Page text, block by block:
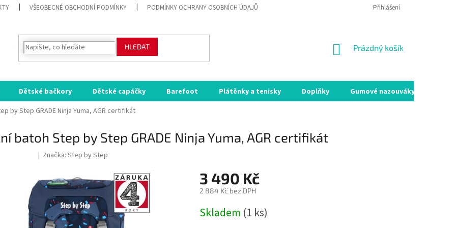
VŠEOBECNÉ OBCHODNÍ PODMÍNKY PODMÍNKY OCHRANY OSOBNÍCH ÚDAJŮ MOJE OBJEDNÁVKA
Přihlášení
HLEDAT
NÁKUPNÍ
Prázdný košík
Dětské bačkory Dětské capáčky Barefoot Plátěnky a tenisky Doplňky Gumové nazouváky
by Step GRADE Ninja Yuma, AGR certifikát
batoh Step by Step GRADE Ninja Yuma, AGR certifikát
Značka: Step by Step
3 490 Kč
2 884 Kč bez DPH
cena:
Skladem (1 ks)